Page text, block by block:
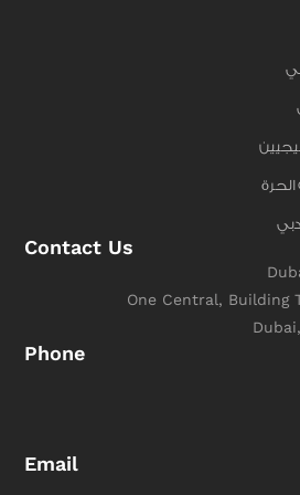
Contact Us
One Central, Building
Phone
Email